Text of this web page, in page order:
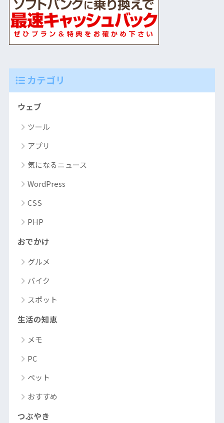
カテゴリ
ウェブ
ツール
アプリ
気になるニュース
WordPress
CSS
PHP
おでかけ
グルメ
バイク
スポット
生活の知恵
メモ
PC
ペット
おすすめ
つぶやき